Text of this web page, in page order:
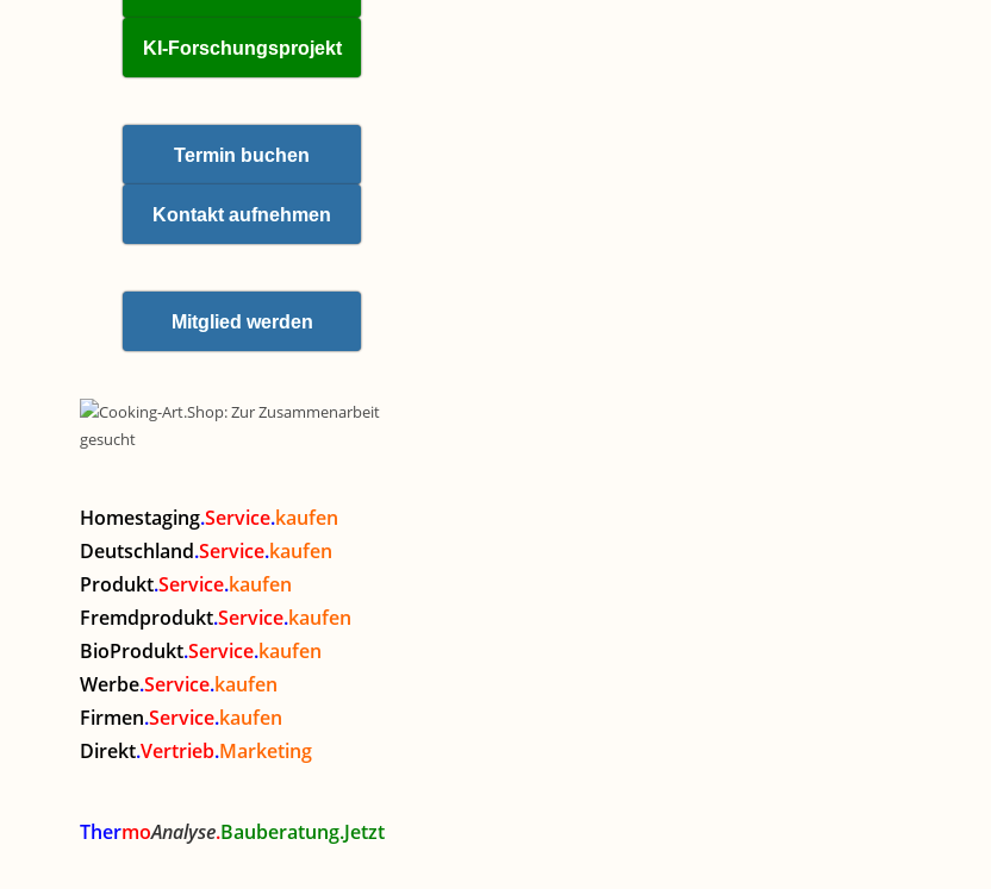
KI-Forschungsprojekt
Termin buchen
Kontakt aufnehmen
Mitglied werden
Homestaging.Service.kaufen
Deutschland.Service.kaufen
Produkt.Service.kaufen
Fremdprodukt.Service.kaufen
BioProdukt.Service.kaufen
Werbe.Service.kaufen
Firmen.Service.kaufen
Direkt.Vertrieb.Marketing
ThermoAnalyse.Bauberatung.Jetzt